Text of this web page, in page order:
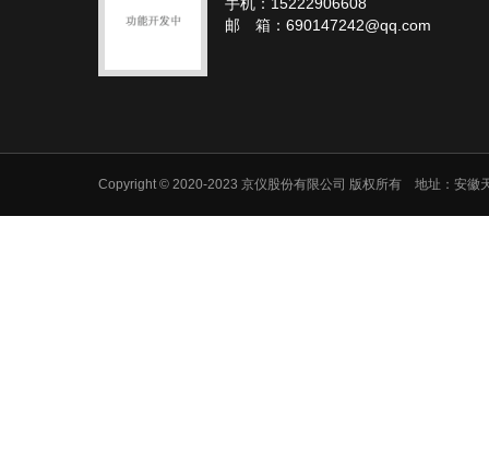
邮 箱：690147242@qq.com
Copyright © 2020-2023 京仪股份有限公司 版权所有 地址：安